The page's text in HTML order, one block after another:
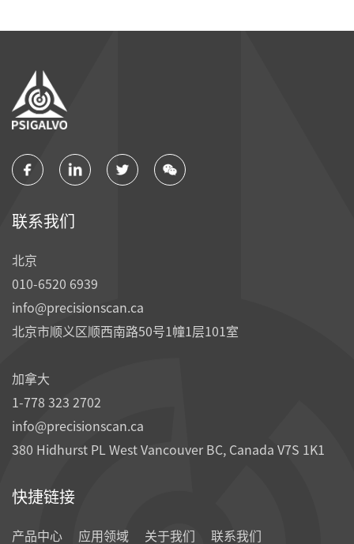
联系我们
北京
010-6520 6939
info@precisionscan.ca
北京市顺义区顺西南路50号1幢1层101室
加拿大
1-778 323 2702
info@precisionscan.ca
380 Hidhurst PL West Vancouver BC, Canada V7S 1K1
快捷链接
产品中心 应用领域 关于我们 联系我们